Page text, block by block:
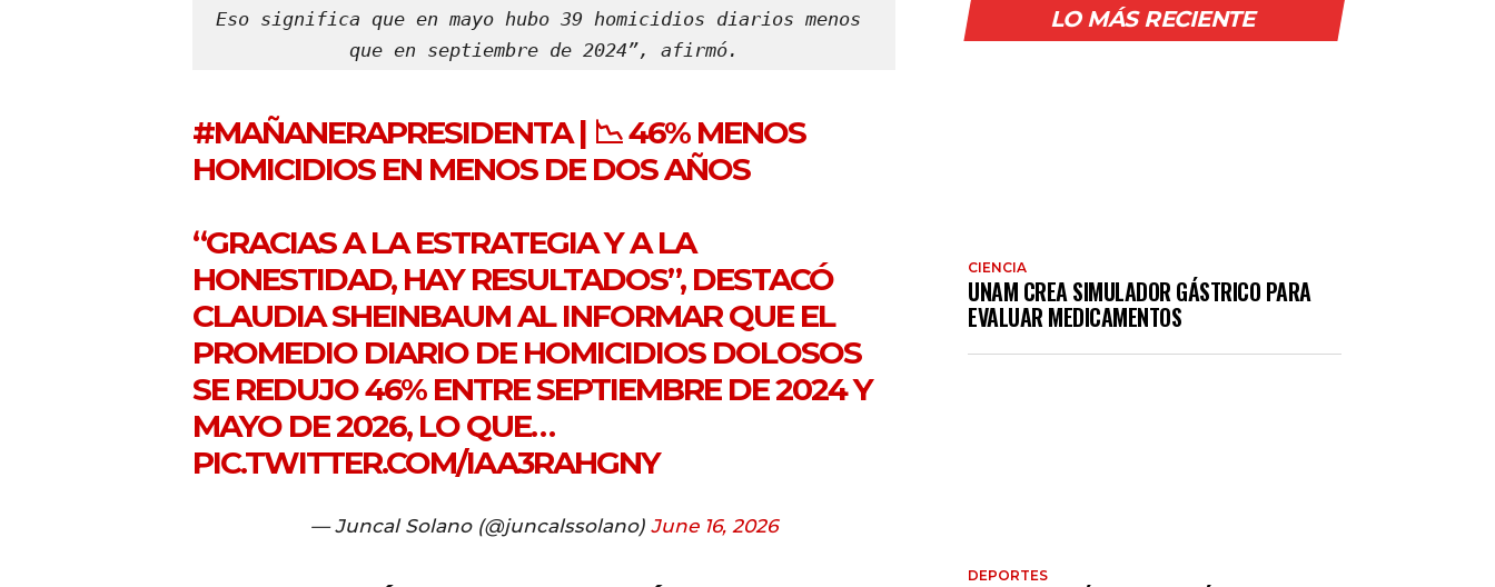
Eso significa que en mayo hubo 39 homicidios diarios menos
que en septiembre de 2024”, afirmó.
#MAÑANERAPRESIDENTA| 📉 46% MENOS
HOMICIDIOS EN MENOS DE DOS AÑOS
“GRACIAS A LA ESTRATEGIA Y A LA
HONESTIDAD, HAY RESULTADOS”, DESTACÓ
CLAUDIA SHEINBAUM AL INFORMAR QUE EL
PROMEDIO DIARIO DE HOMICIDIOS DOLOSOS
SE REDUJO 46% ENTRE SEPTIEMBRE DE 2024 Y
MAYO DE 2026, LO QUE…
PIC.TWITTER.COM/IAA3RAHGNY
— Juncal Solano (@juncalssolano) June 16, 2026
LO MÁS RECIENTE
CIENCIA
UNAM CREA SIMULADOR GÁSTRICO PARA
EVALUAR MEDICAMENTOS
DEPORTES